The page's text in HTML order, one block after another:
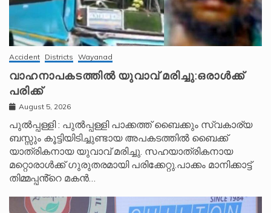
Accident Districts Wayanad
വാഹനാപകടത്തിൽ യുവാവ് മരിച്ചു:ഒരാൾക്ക്
പരിക്ക്
August 5, 2026
പുൽപ്പള്ളി : പുൽപ്പള്ളി പാക്കത്ത് ബൈക്കും സ്വകാര്യ
ബസ്സും കൂട്ടിയിടിച്ചുണ്ടായ അപകടത്തിൽ ബൈക്ക്
യാത്രികനായ യുവാവ് മരിച്ചു. സഹയാത്രികനായ
മറ്റൊരാൾക്ക് ഗുരുതരമായി പരിക്കേറ്റു.പാക്കം മാനിക്കാട്ട്
തിമ്മപ്പൻ്റെ മകൻ…